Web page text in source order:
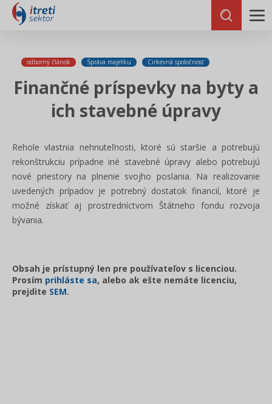
odborný článok Správa majetku Cirkevná spoločnosť
Finančné príspevky na byty a
ich stavebné úpravy
Rehole vlastnia nehnuteľnosti, ktoré sú staršie a potrebujú
rekonštrukciu prípadne iné stavebné úpravy alebo potrebujú
nové priestory na plnenie svojho poslania. Na realizovanie
uvedených prípadov je potrebný dostatok financií, ktoré je
možné získať aj prostredníctvom Štátneho fondu rozvoja
bývania.
Obsah je prístupný len pre používateľov s licenciou.
Prosím prihláste sa, alebo ak ešte nemáte licenciu,
prejdite SEM.